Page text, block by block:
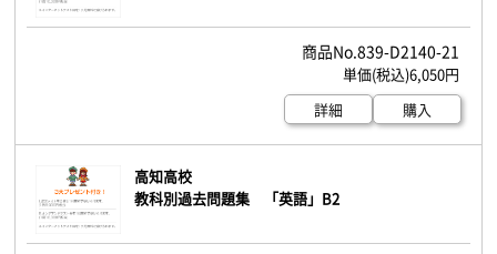
839-D2140-21
6,050円
詳細
購入
高知高校
教科別過去問題集 「英語」B2